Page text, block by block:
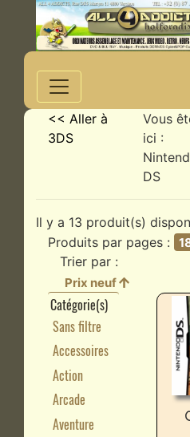
<< Aller à
3DS
Vous
ici :
DS
Il y a 13 produit(s)
Produits par pages :
Trier par :
Prix neuf
Catégorie(s)
Sans filtre
Accessoires
Action
Arcade
Aventure